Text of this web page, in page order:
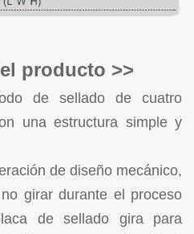
producto >>
de sellado de cuatro
una estructura simple y
de diseño mecánico,
girar durante el proceso
de sellado gira para